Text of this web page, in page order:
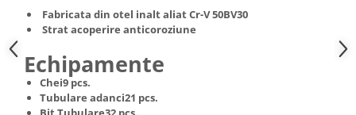
Scari metalice
Strungurii
Scule cu acumulator
Scule pentru electricieni
Masini de spalat vase
independente
Masini de spalat rufe
Masini de spalat rufe frontale
Masini de spalat rufe verticale
Masini de spalat rufe incorporabile
Fabricata din otel inalt aliat Cr-V 50BV30
Strat acoperire anticoroziune
Echipamente
Chei9 pcs.
Tubulare adanci21 pcs.